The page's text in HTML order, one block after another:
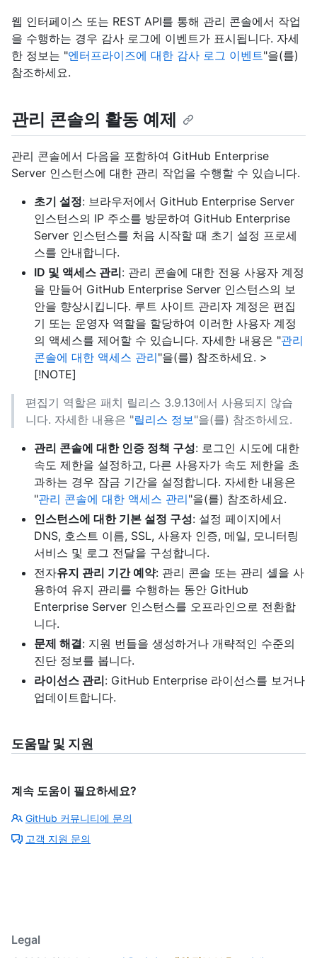
웹 인터페이스 또는 REST API를 통해 관리 콘솔에서 작업
을 수행하는 경우 감사 로그에 이벤트가 표시됩니다. 자세
한 정보는 "엔터프라이즈에 대한 감사 로그 이벤트"을(를)
참조하세요.
관리 콘솔의 활동 예제
관리 콘솔에서 다음을 포함하여 GitHub Enterprise
Server 인스턴스에 대한 관리 작업을 수행할 수 있습니다.
초기 설정: 브라우저에서 GitHub Enterprise Server
인스턴스의 IP 주소를 방문하여 GitHub Enterprise
Server 인스턴스를 처음 시작할 때 초기 설정 프로세
스를 안내합니다.
ID 및 액세스 관리: 관리 콘솔에 대한 전용 사용자 계정
을 만들어 GitHub Enterprise Server 인스턴스의 보
안을 향상시킵니다. 루트 사이트 관리자 계정은 편집
기 또는 운영자 역할을 할당하여 이러한 사용자 계정
의 액세스를 제어할 수 있습니다. 자세한 내용은 "관리
콘솔에 대한 액세스 관리"을(를) 참조하세요. >
[!NOTE]
편집기 역할은 패치 릴리스 3.9.13에서 사용되지 않습
니다. 자세한 내용은 "릴리스 정보"을(를) 참조하세요.
관리 콘솔에 대한 인증 정책 구성: 로그인 시도에 대한
속도 제한을 설정하고, 다른 사용자가 속도 제한을 초
과하는 경우 잠금 기간을 설정합니다. 자세한 내용은
"관리 콘솔에 대한 액세스 관리"을(를) 참조하세요.
인스턴스에 대한 기본 설정 구성: 설정 페이지에서
DNS, 호스트 이름, SSL, 사용자 인증, 메일, 모니터링
서비스 및 로그 전달을 구성합니다.
전자유지 관리 기간 예약: 관리 콘솔 또는 관리 셸을 사
용하여 유지 관리를 수행하는 동안 GitHub
Enterprise Server 인스턴스를 오프라인으로 전환합
니다.
문제 해결: 지원 번들을 생성하거나 개략적인 수준의
진단 정보를 봅니다.
라이선스 관리: GitHub Enterprise 라이선스를 보거나
업데이트합니다.
도움말 및 지원
계속 도움이 필요하세요?
GitHub 커뮤니티에 문의
고객 지원 문의
Legal